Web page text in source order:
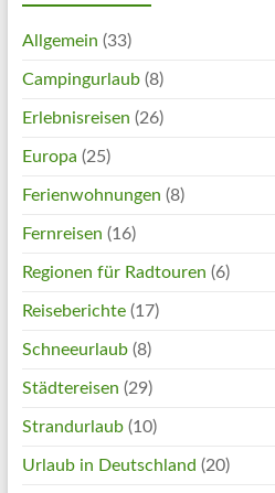
Allgemein (33)
Campingurlaub(8)
Erlebnisreisen (26)
Europa (25)
Ferienwohnungen (8)
Fernreisen (16)
Regionen für Radtouren (6)
Reiseberichte(17)
Schneeurlaub(8)
Städtereisen (29)
Strandurlaub(10)
Urlaub in Deutschland (20)